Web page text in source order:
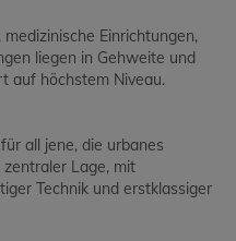
Einrichtungen,
liegen in Gehweite und
auf höchstem Niveau.
all jene, die urbanes
Lage, mit
Technik und erstklassiger